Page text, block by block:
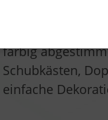
farbig
Schubkästen,
einfache